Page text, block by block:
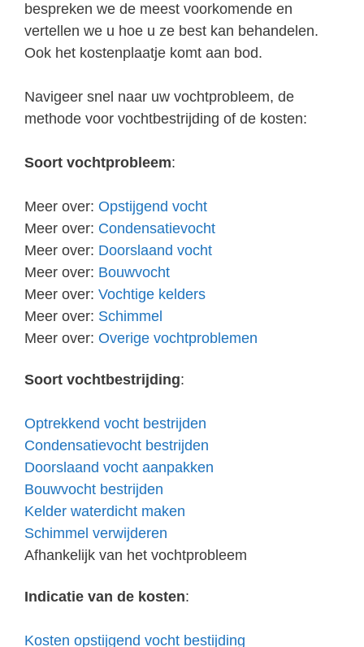
bespreken we de meest voorkomende en
vertellen we u hoe u ze best kan behandelen.
Ook het kostenplaatje komt aan bod.
Navigeer snel naar uw vochtprobleem, de
methode voor vochtbestrijding of de kosten:
Soort vochtprobleem:
Meer over: Opstijgend vocht
Meer over: Condensatievocht
Meer over: Doorslaand vocht
Meer over: Bouwvocht
Meer over: Vochtige kelders
Meer over: Schimmel
Meer over: Overige vochtproblemen
Soort vochtbestrijding:
Optrekkend vocht bestrijden
Condensatievocht bestrijden
Doorslaand vocht aanpakken
Bouwvocht bestrijden
Kelder waterdicht maken
Schimmel verwijderen
Afhankelijk van het vochtprobleem
Indicatie van de kosten:
Kosten opstijgend vocht bestijding